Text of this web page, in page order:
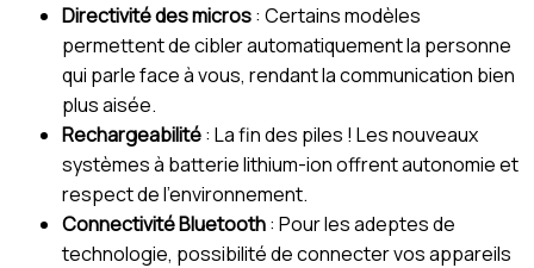
Directivité des micros: Certains modèles
permettent de cibler automatiquement la personne
qui parle face à vous, rendant la communication bien
plus aisée.
Rechargeabilité: La fin des piles ! Les nouveaux
systèmes à batterie lithium-ion offrent autonomie et
respect de l’environnement.
Connectivité Bluetooth: Pour les adeptes de
technologie, possibilité de connecter vos appareils